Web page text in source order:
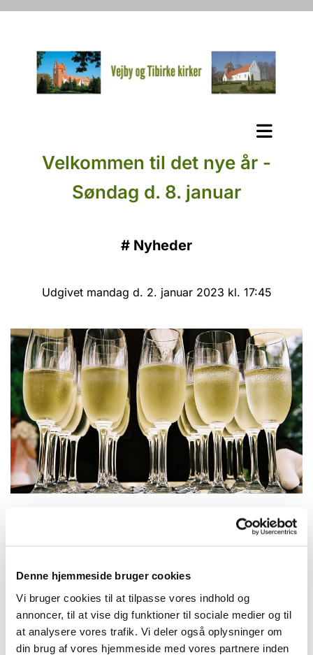
Denne hjemmeside bruger cookies
Vi bruger cookies til at tilpasse vores indhold og
annoncer, til at vise dig funktioner til sociale medier og til
at analysere vores trafik. Vi deler også oplysninger om
din brug af vores hjemmeside med vores partnere inden
Velkommen til det nye år -
Søndag d. 8. januar
# Nyheder
Udgivet mandag d. 2. januar 2023 kl. 17:45
Velkommen til det nye år - Søndag d. 8.
januar
Søndag d. 8. januar vil der både efter
gudstjenesten kl. 10.30 i Tibirke blive serveret et
glas bobler og et stykke kransekage, så vi
sammen kan hilse det nye år velkommen.